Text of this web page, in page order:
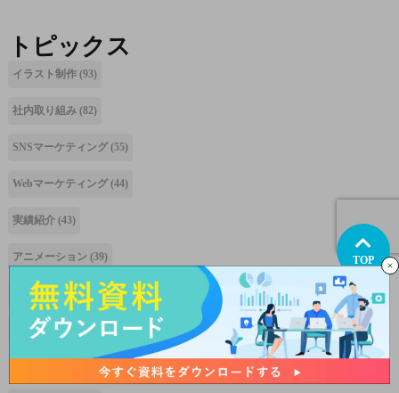
トピックス
イラスト制作 (93)
社内取り組み (82)
SNSマーケティング(55)
Webマーケティング(44)
実績紹介 (43)
アニメーション (39)
ゲームイラスト (38)
インタラクティブ (32)
TOP